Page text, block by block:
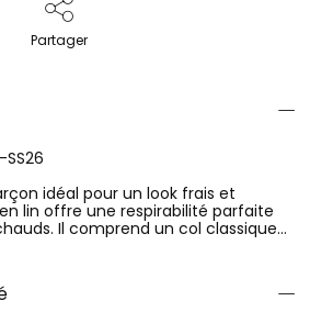
Partager
SS26
idéal pour un look frais et
lin offre une respirabilité parfaite
Il comprend un col classique
et une poche pratique sur la
de 12 mois à 10 ans, il convient
La couleur vert pastel est
avec différents styles de